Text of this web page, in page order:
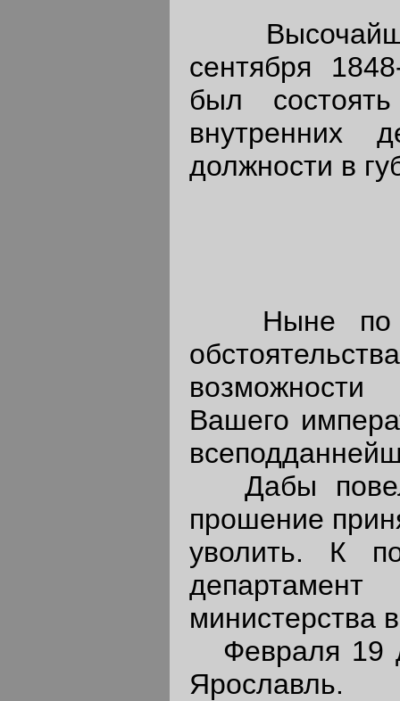
сентября
был
внутренних
должности в
Ныне по
возможности
Вашего
Дабы
прошение
уволить. К
министерства
Февраля 19
Ярославль.